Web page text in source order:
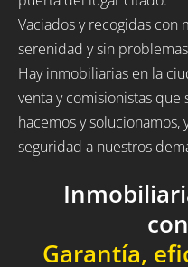
Vaciados y recogidas
serenidad y sin
Hay inmobiliarias en la
venta y comisionistas
hacemos y
seguridad a nuestros
Garantía,